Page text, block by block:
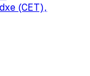
(CET),